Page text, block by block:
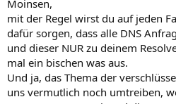
:
Moinsen,
mit der Regel wirst du auf jeden
dafür sorgen, dass alle DNS
und dieser NUR zu deinem
mal ein bischen was aus.
Und ja, das Thema der
uns vermutlich noch umtreiben,